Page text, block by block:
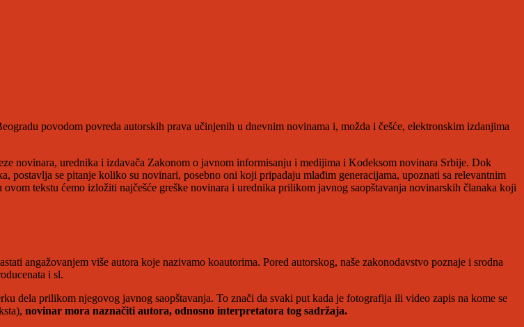
povodom povreda autorskih prava učinjenih u dnevnim novinama i, možda i češće, elektronskim izdanjima
novinara, urednika i izdavača Zakonom o javnom informisanju i medijima i Kodeksom novinara Srbije. Dok
postavlja se pitanje koliko su novinari, posebno oni koji pripadaju mlađim generacijama, upoznati sa relevantnim
tekstu ćemo izložiti najčešće greške novinara i urednika prilikom javnog saopštavanja novinarskih članaka koji
angažovanjem više autora koje nazivamo koautorima. Pored autorskog, naše zakonodavstvo poznaje i srodna
i sl.
dela prilikom njegovog javnog saopštavanja. To znači da svaki put kada je fotografija ili video zapis na kome se
novinar mora naznačiti autora, odnosno interpretatora tog sadržaja.